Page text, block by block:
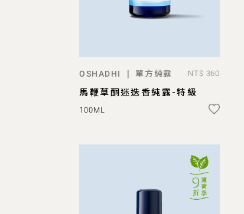
ADD TO BAG
OSHADHI | 單方純露 NT$ 360
馬鞭草酮迷迭香純露-特級
100ML